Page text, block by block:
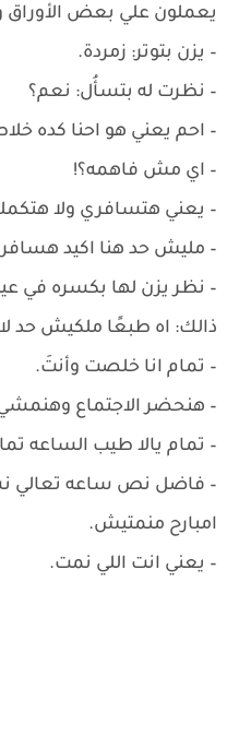
يعملون علي بعض الأوراق
– يزن بتوتر: زمردة.
– ‏نظرت له بتسأُل: نعم؟
– ‏احم يعني هو احنا كده
– ‏اي مش فاهمه؟!
– ‏يعني هتسافري ولا
– ‏مليش حد هنا اكيد
– ‏نظر يزن لها بكسره في
ذالك: اه طبعًا ملكيش حد
– ‏تمام انا خلصت وأنتَ.
– ‏هنحضر الاجتماع
– ‏تمام يالا طيب الساعه
– ‏فاضل نص ساعه تعالي
امبارح منمتيش.
– ‏يعني انت اللي نمت.